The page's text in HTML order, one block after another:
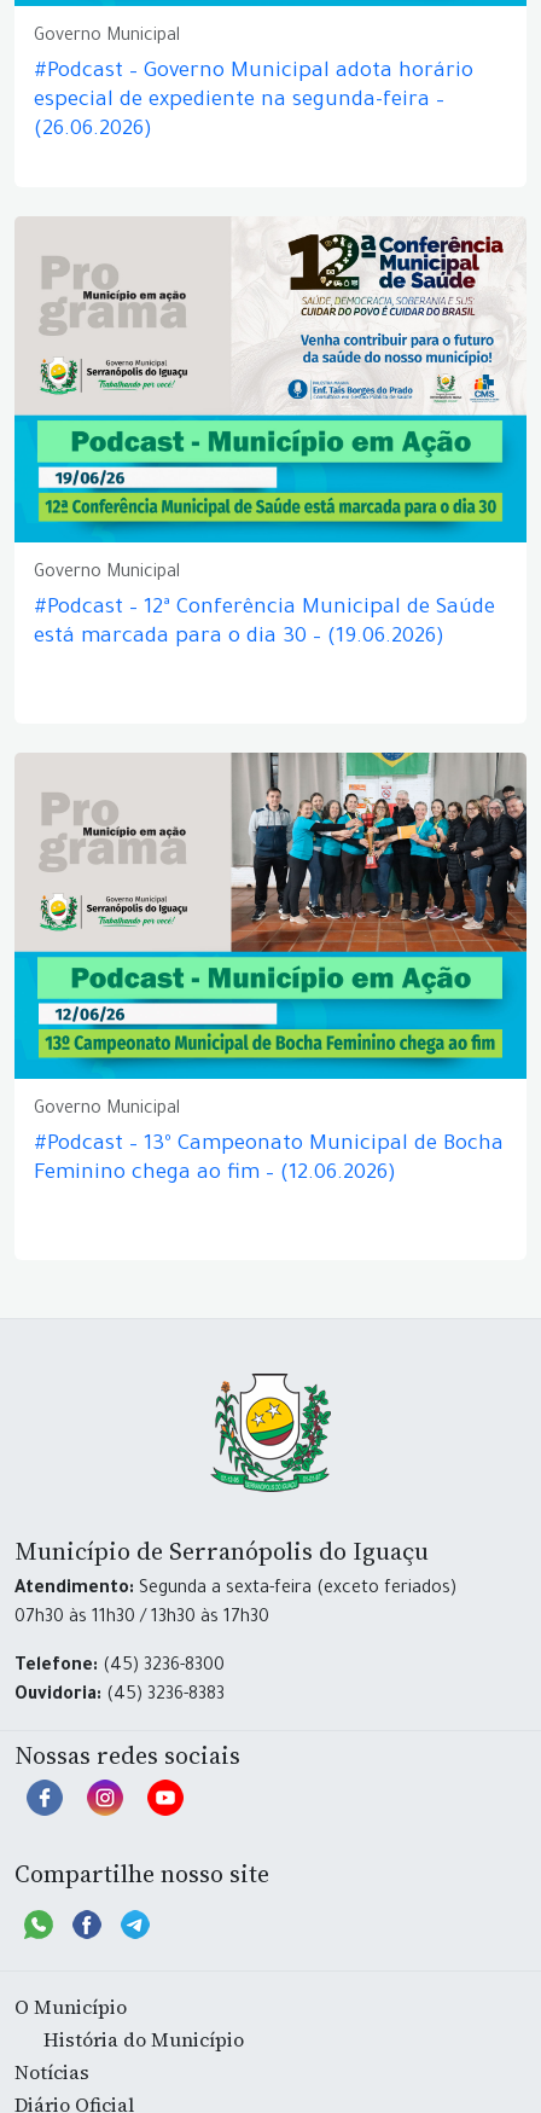
Governo Municipal
#Podcast – Governo Municipal adota horário
especial de expediente na segunda-feira –
(26.06.2026)
Governo Municipal
#Podcast – 12ª Conferência Municipal de Saúde
está marcada para o dia 30 – (19.06.2026)
Governo Municipal
#Podcast – 13º Campeonato Municipal de Bocha
Feminino chega ao fim – (12.06.2026)
Município de Serranópolis do Iguaçu
Atendimento: Segunda a sexta-feira (exceto feriados)
07h30 às 11h30 / 13h30 às 17h30
Telefone: (45) 3236-8300
Ouvidoria: (45) 3236-8383
Nossas redes sociais
Compartilhe nosso site
O Município
História do Município
Notícias
Diário Oficial